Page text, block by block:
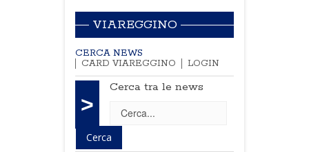
VIAREGGINO
CERCA NEWS
CARD VIAREGGINO
LOGIN
>
Cerca tra le news